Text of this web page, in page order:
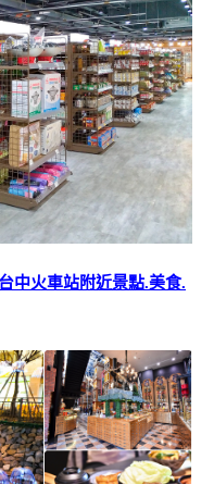
中火車站附近景點.美食.